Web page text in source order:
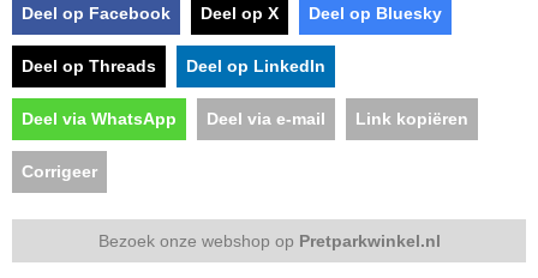
Deel op Facebook Deel op X Deel op Bluesky
Deel op Threads Deel op LinkedIn
Deel via WhatsApp Deel via e-mail Link kopiëren
Corrigeer
Bezoek onze webshop op Pretparkwinkel.nl